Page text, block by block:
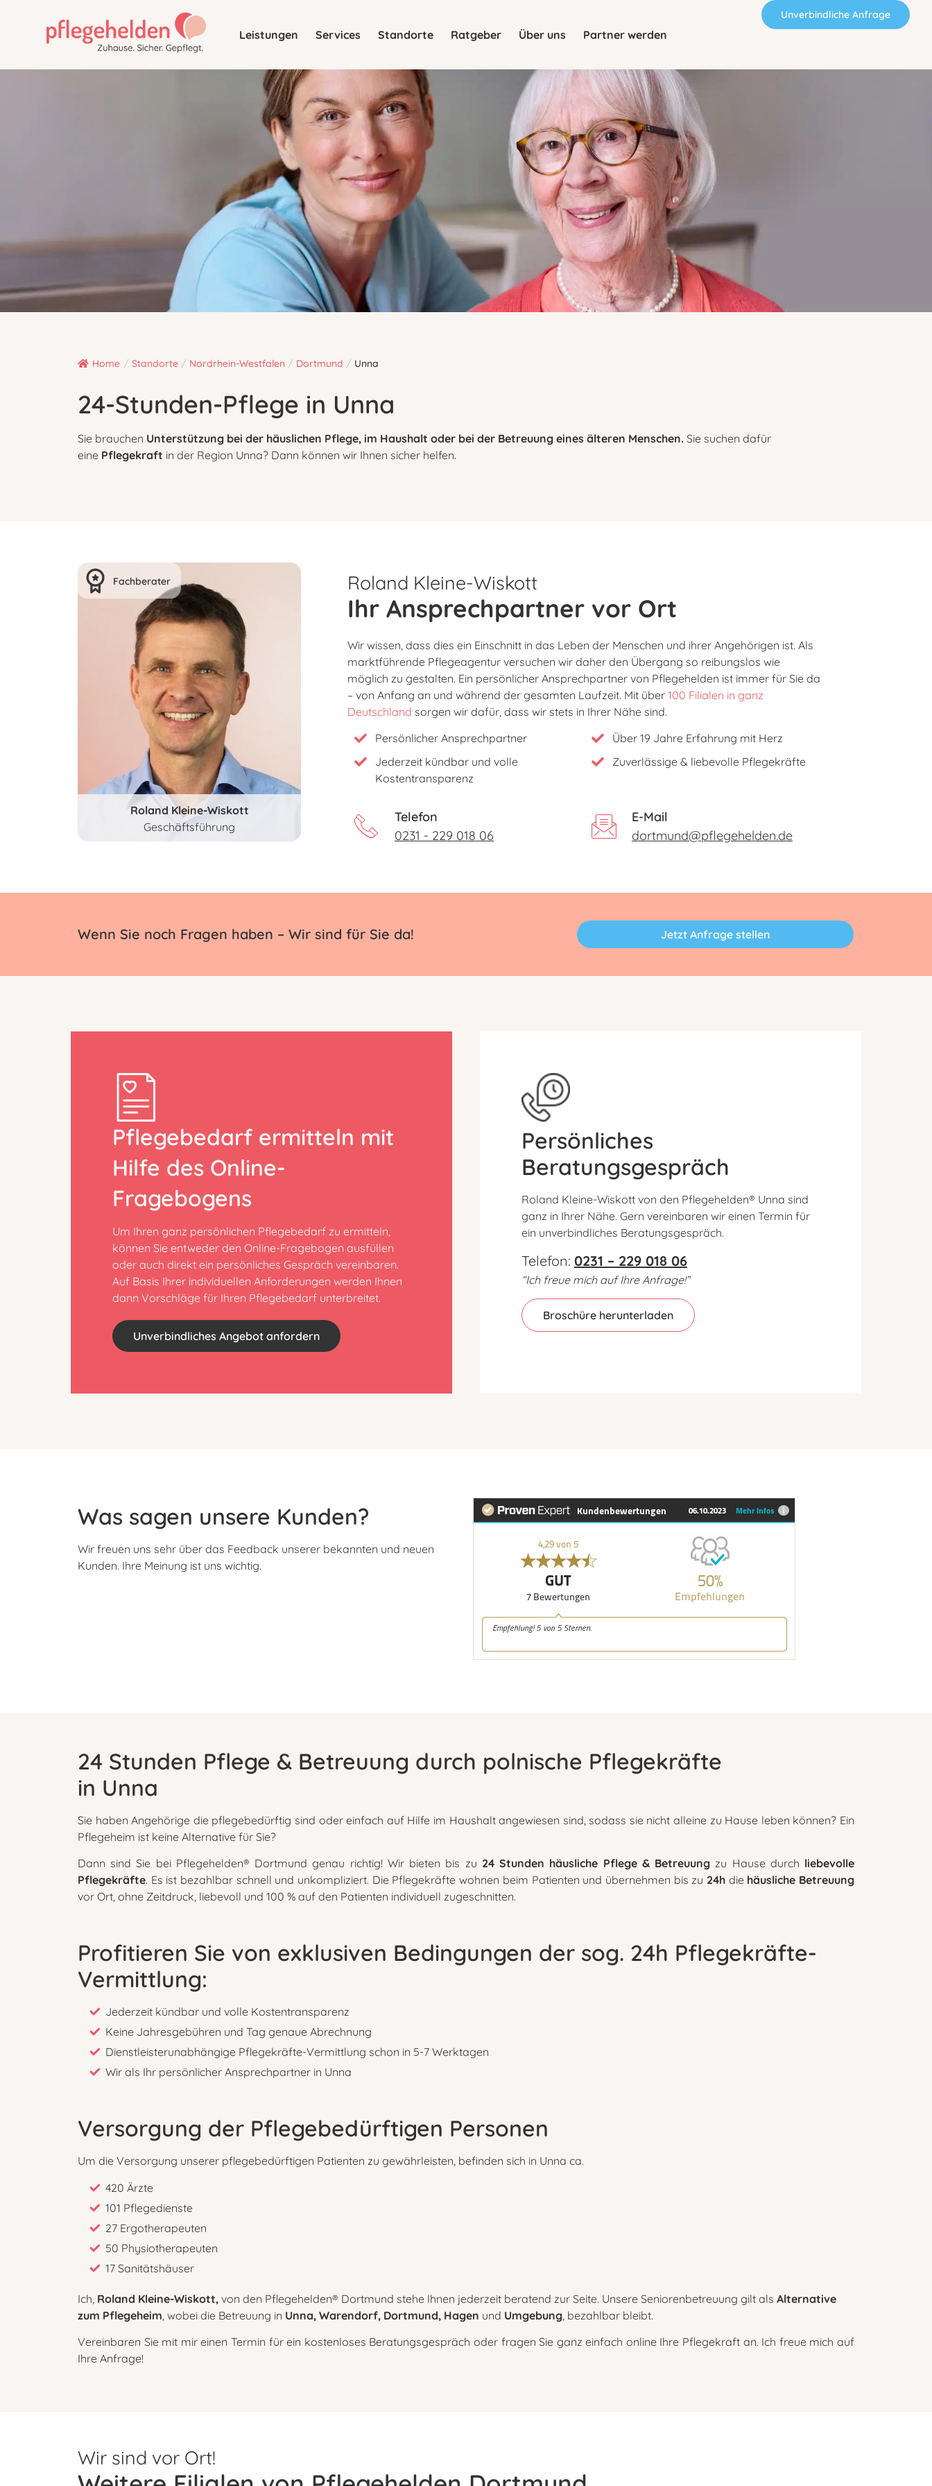
Leistungen Services Standorte Ratgeber Über uns Partner werden
Unverbindliche Anfrage
Home / Standorte / Nordrhein-Westfalen / Dortmund / Unna
24-Stunden-Pflege in Unna
Sie brauchen Unterstützung bei der häuslichen Pflege, im Haushalt oder bei der Betreuung eines älteren Menschen. Sie suchen dafür
eine Pflegekraft in der Region Unna? Dann können wir Ihnen sicher helfen.
Fachberater
Roland Kleine-Wiskott
Geschäftsführung
Roland Kleine-Wiskott
Ihr Ansprechpartner vor Ort
Wir wissen, dass dies ein Einschnitt in das Leben der Menschen und ihrer Angehörigen ist. Als
marktführende Pflegeagentur versuchen wir daher den Übergang so reibungslos wie
möglich zu gestalten. Ein persönlicher Ansprechpartner von Pflegehelden ist immer für Sie da
– von Anfang an und während der gesamten Laufzeit. Mit über 100 Filialen in ganz
Deutschland sorgen wir dafür, dass wir stets in Ihrer Nähe sind.
Persönlicher Ansprechpartner
Jederzeit kündbar und volle
Kostentransparenz
Über 19 Jahre Erfahrung mit Herz
Zuverlässige & liebevolle Pflegekräfte
Telefon
0231 - 229 018 06
E-Mail
dortmund@pflegehelden.de
Wenn Sie noch Fragen haben – Wir sind für Sie da! Jetzt Anfrage stellen
Pflegebedarf ermitteln mit
Hilfe des Online-
Fragebogens
Um Ihren ganz persönlichen Pflegebedarf zu ermitteln,
können Sie entweder den Online-Fragebogen ausfüllen
oder auch direkt ein persönliches Gespräch vereinbaren.
Auf Basis Ihrer individuellen Anforderungen werden Ihnen
dann Vorschläge für Ihren Pflegebedarf unterbreitet.
Unverbindliches Angebot anfordern
Persönliches
Beratungsgespräch
Roland Kleine-Wiskott von den Pflegehelden® Unna sind
ganz in Ihrer Nähe. Gern vereinbaren wir einen Termin für
ein unverbindliches Beratungsgespräch.
Telefon: 0231 – 229 018 06
“Ich freue mich auf Ihre Anfrage!”
Broschüre herunterladen
Was sagen unsere Kunden?
Wir freuen uns sehr über das Feedback unserer bekannten und neuen
Kunden. Ihre Meinung ist uns wichtig.
24 Stunden Pflege & Betreuung durch polnische Pflegekräfte
in Unna
Sie haben Angehörige die pflegebedürftig sind oder einfach auf Hilfe im Haushalt angewiesen sind, sodass sie nicht alleine zu Hause leben können? Ein
Pflegeheim ist keine Alternative für Sie?
Dann sind Sie bei Pflegehelden® Dortmund genau richtig! Wir bieten bis zu 24 Stunden häusliche Pflege & Betreuung zu Hause durch liebevolle
Pflegekräfte. Es ist bezahlbar schnell und unkompliziert. Die Pflegekräfte wohnen beim Patienten und übernehmen bis zu 24hdiehäusliche Betreuung
vor Ort, ohne Zeitdruck, liebevoll und 100 % auf den Patienten individuell zugeschnitten.
Profitieren Sie von exklusiven Bedingungen der sog. 24h Pflegekräfte-
Vermittlung:
Jederzeit kündbar und volle Kostentransparenz
Keine Jahresgebühren und Tag genaue Abrechnung
Dienstleisterunabhängige Pflegekräfte-Vermittlung schon in 5-7 Werktagen
Wir als Ihr persönlicher Ansprechpartner in Unna
Versorgung der Pflegebedürftigen Personen
Um die Versorgung unserer pflegebedürftigen Patienten zu gewährleisten, befinden sich in Unna ca.
420 Ärzte
101 Pflegedienste
27 Ergotherapeuten
50 Physiotherapeuten
17 Sanitätshäuser
Ich, Roland Kleine-Wiskott, von den Pflegehelden® Dortmund stehe Ihnen jederzeit beratend zur Seite. Unsere Seniorenbetreuung gilt als Alternative
zum Pflegeheim , wobei die Betreuung in Unna, Warendorf, Dortmund, Hagen und Umgebung , bezahlbar bleibt.
Vereinbaren Sie mit mir einen Termin für ein kostenloses Beratungsgespräch oder fragen Sie ganz einfach online Ihre Pflegekraft an. Ich freue mich auf
Ihre Anfrage!
Wir sind vor Ort!